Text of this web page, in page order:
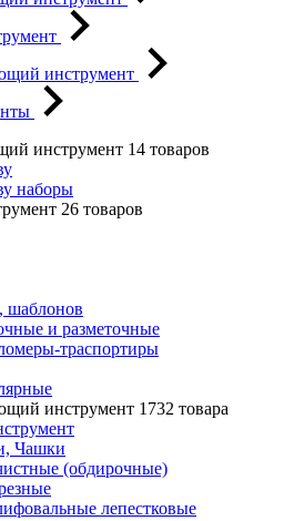
инструмент
инструмент 14 товаров
наборы
26 товаров
шаблонов
и разметочные
траспортиры
инструмент 1732 товара
Чашки
(обдирочные)
лепестковые